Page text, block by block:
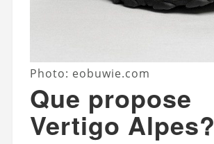
Photo: eobuwie.com
Que propose
Vertigo Alpes?